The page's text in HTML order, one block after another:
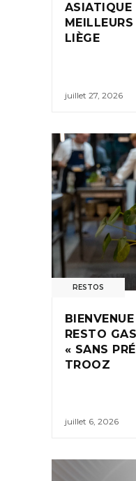
ASIATIQUE
LIÈGE
juillet 27, 2026
RESTOS
RESTO
« SANS
TROOZ
juillet 6, 2026